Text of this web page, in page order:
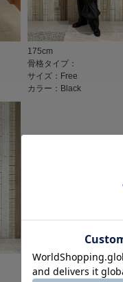
175cm
骨格タイプ：
サイズ：Free
カラー：Black